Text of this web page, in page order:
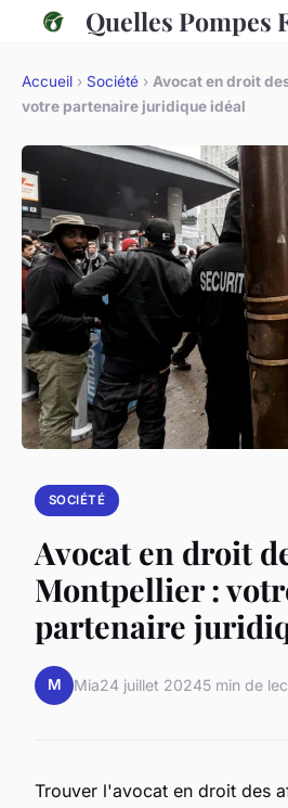
Quelles Pompes
Accueil › Société › Avocat en droit
votre partenaire juridique idéal
SOCIÉTÉ
Avocat en droit
Montpellier :
partenaire
M Mia24 juillet 20245 min de
Trouver l'avocat en droit des